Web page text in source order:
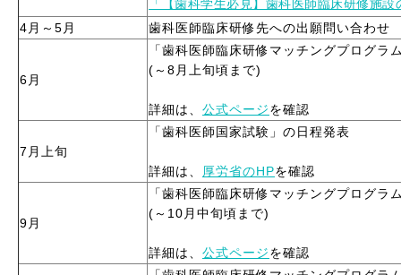
「【歯科学生必見】歯科医師臨床研修施
4月～5月
歯科医師臨床研修先への出願問い合わせ
6月
「歯科医師臨床研修マッチングプログラ
(～8月上旬頃まで)
詳細は、 公式ページを確認
7月上旬
「歯科医師国家試験」の日程発表
詳細は、 厚労省のHPを確認
9月
「歯科医師臨床研修マッチングプログラ
(～10月中旬頃まで)
詳細は、 公式ページを確認